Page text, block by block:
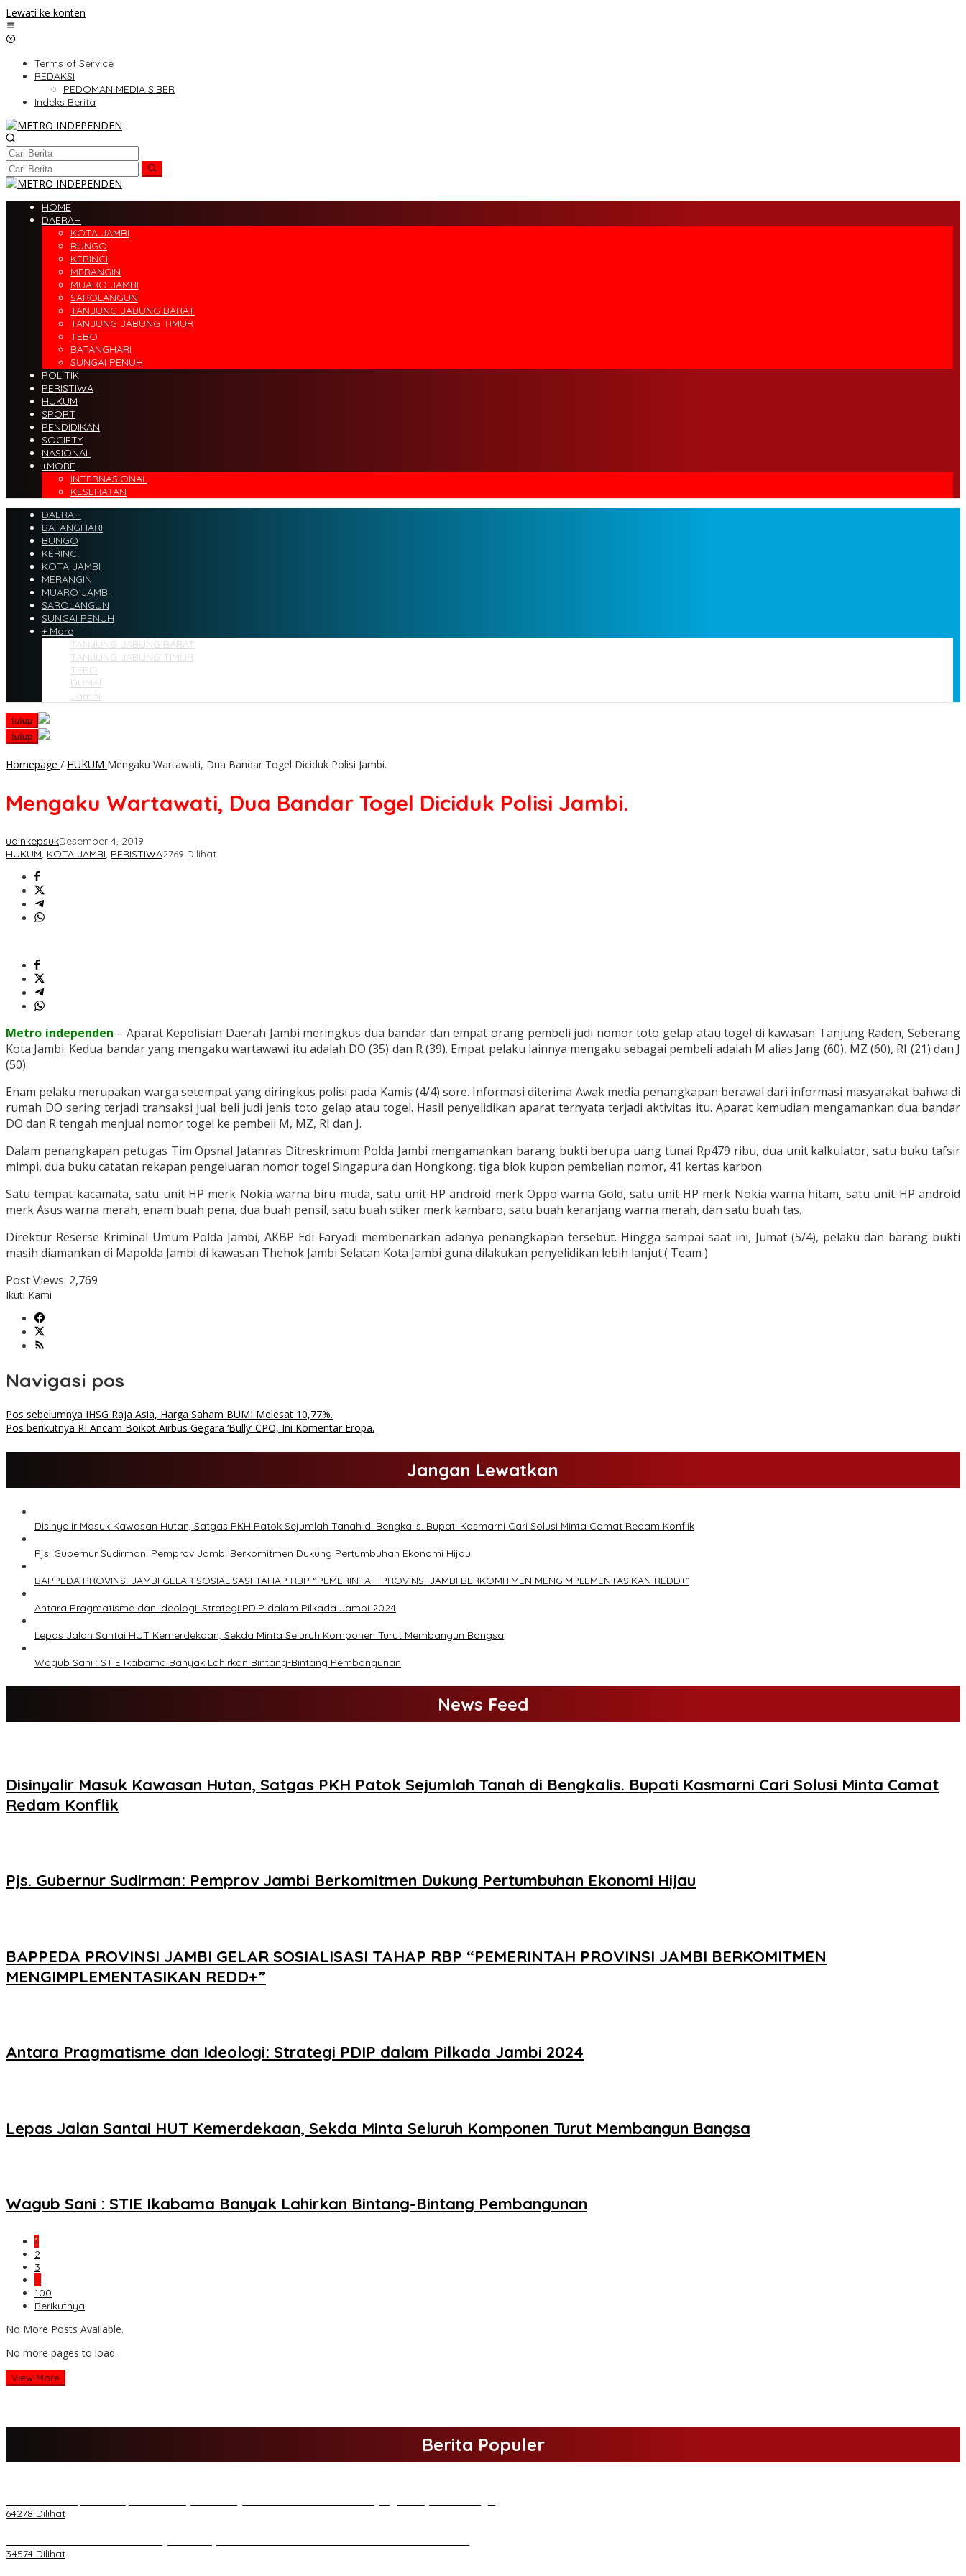
Lewati ke konten
Terms of Service
REDAKSI
PEDOMAN MEDIA SIBER
Indeks Berita
HOME
DAERAH
KOTA JAMBI
BUNGO
KERINCI
MERANGIN
MUARO JAMBI
SAROLANGUN
TANJUNG JABUNG BARAT
TANJUNG JABUNG TIMUR
TEBO
BATANGHARI
SUNGAI PENUH
POLITIK
PERISTIWA
HUKUM
SPORT
PENDIDIKAN
SOCIETY
NASIONAL
+MORE
INTERNASIONAL
KESEHATAN
DAERAH
BATANGHARI
BUNGO
KERINCI
KOTA JAMBI
MERANGIN
MUARO JAMBI
SAROLANGUN
SUNGAI PENUH
+ More
TANJUNG JABUNG BARAT
TANJUNG JABUNG TIMUR
TEBO
DUMAI
Jambi
tutup
tutup
Homepage / HUKUM Mengaku Wartawati, Dua Bandar Togel Diciduk Polisi Jambi.
Mengaku Wartawati, Dua Bandar Togel Diciduk Polisi Jambi.
udinkepsukDesember 4, 2019
HUKUM, KOTA JAMBI, PERISTIWA2769 Dilihat
Metro independen – Aparat Kepolisian Daerah Jambi meringkus dua bandar dan empat orang pembeli judi nomor toto gelap atau togel di kawasan Tanjung Raden, Seberang
Kota Jambi. Kedua bandar yang mengaku wartawawi itu adalah DO (35) dan R (39). Empat pelaku lainnya mengaku sebagai pembeli adalah M alias Jang (60), MZ (60), RI (21) dan J
(50).
Enam pelaku merupakan warga setempat yang diringkus polisi pada Kamis (4/4) sore. Informasi diterima Awak media penangkapan berawal dari informasi masyarakat bahwa di
rumah DO sering terjadi transaksi jual beli judi jenis toto gelap atau togel. Hasil penyelidikan aparat ternyata terjadi aktivitas itu. Aparat kemudian mengamankan dua bandar
DO dan R tengah menjual nomor togel ke pembeli M, MZ, RI dan J.
Dalam penangkapan petugas Tim Opsnal Jatanras Ditreskrimum Polda Jambi mengamankan barang bukti berupa uang tunai Rp479 ribu, dua unit kalkulator, satu buku tafsir
mimpi, dua buku catatan rekapan pengeluaran nomor togel Singapura dan Hongkong, tiga blok kupon pembelian nomor, 41 kertas karbon.
Satu tempat kacamata, satu unit HP merk Nokia warna biru muda, satu unit HP android merk Oppo warna Gold, satu unit HP merk Nokia warna hitam, satu unit HP android
merk Asus warna merah, enam buah pena, dua buah pensil, satu buah stiker merk kambaro, satu buah keranjang warna merah, dan satu buah tas.
Direktur Reserse Kriminal Umum Polda Jambi, AKBP Edi Faryadi membenarkan adanya penangkapan tersebut. Hingga sampai saat ini, Jumat (5/4), pelaku dan barang bukti
masih diamankan di Mapolda Jambi di kawasan Thehok Jambi Selatan Kota Jambi guna dilakukan penyelidikan lebih lanjut.( Team )
Post Views: 2,769
Ikuti Kami
Navigasi pos
Pos sebelumnya IHSG Raja Asia, Harga Saham BUMI Melesat 10,77%.
Pos berikutnya RI Ancam Boikot Airbus Gegara ‘Bully’ CPO, Ini Komentar Eropa.
Jangan Lewatkan
Disinyalir Masuk Kawasan Hutan, Satgas PKH Patok Sejumlah Tanah di Bengkalis. Bupati Kasmarni Cari Solusi Minta Camat Redam Konflik
Pjs. Gubernur Sudirman: Pemprov Jambi Berkomitmen Dukung Pertumbuhan Ekonomi Hijau
BAPPEDA PROVINSI JAMBI GELAR SOSIALISASI TAHAP RBP “PEMERINTAH PROVINSI JAMBI BERKOMITMEN MENGIMPLEMENTASIKAN REDD+”
Antara Pragmatisme dan Ideologi: Strategi PDIP dalam Pilkada Jambi 2024
Lepas Jalan Santai HUT Kemerdekaan, Sekda Minta Seluruh Komponen Turut Membangun Bangsa
Wagub Sani : STIE Ikabama Banyak Lahirkan Bintang-Bintang Pembangunan
News Feed
Disinyalir Masuk Kawasan Hutan, Satgas PKH Patok Sejumlah Tanah di Bengkalis. Bupati Kasmarni Cari Solusi Minta Camat
Redam Konflik
Pjs. Gubernur Sudirman: Pemprov Jambi Berkomitmen Dukung Pertumbuhan Ekonomi Hijau
BAPPEDA PROVINSI JAMBI GELAR SOSIALISASI TAHAP RBP “PEMERINTAH PROVINSI JAMBI BERKOMITMEN
MENGIMPLEMENTASIKAN REDD+”
Antara Pragmatisme dan Ideologi: Strategi PDIP dalam Pilkada Jambi 2024
Lepas Jalan Santai HUT Kemerdekaan, Sekda Minta Seluruh Komponen Turut Membangun Bangsa
Wagub Sani : STIE Ikabama Banyak Lahirkan Bintang-Bintang Pembangunan
1
2
3
…
100
Berikutnya
No More Posts Available.
No more pages to load.
View More
Berita Populer
64278 Dilihat
34574 Dilihat